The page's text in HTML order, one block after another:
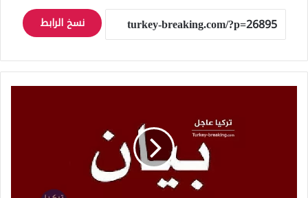
نسخ الرابط